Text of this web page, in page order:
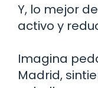
Y, lo mejor
activo y
Imagina
Madrid,